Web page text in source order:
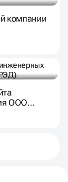
компании
ООО